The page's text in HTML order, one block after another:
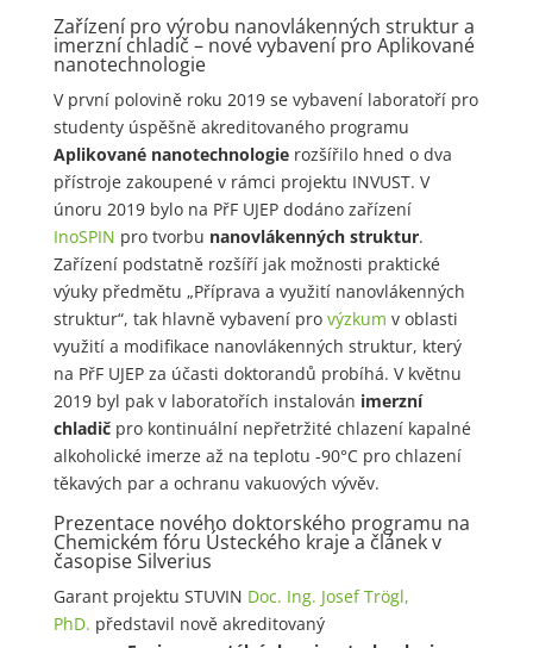
Zařízení pro výrobu nanovlákenných struktur a
imerzní chladič – nové vybavení pro Aplikované
nanotechnologie
V první polovině roku 2019 se vybavení laboratoří pro
studenty úspěšně akreditovaného programu
Aplikované nanotechnologierozšířilo hned o dva
přístroje zakoupené v rámci projektu INVUST. V
únoru 2019 bylo na PřF UJEP dodáno zařízení
InoSPIN pro tvorbu nanovlákenných struktur.
Zařízení podstatně rozšíří jak možnosti praktické
výuky předmětu „Příprava a využití nanovlákenných
struktur“, tak hlavně vybavení pro výzkum v oblasti
využití a modifikace nanovlákenných struktur, který
na PřF UJEP za účasti doktorandů probíhá. V květnu
2019 byl pak v laboratořích instalován imerzní
chladičpro kontinuální nepřetržité chlazení kapalné
alkoholické imerze až na teplotu -90°C pro chlazení
těkavých par a ochranu vakuových vývěv.
Prezentace nového doktorského programu na
Chemickém fóru Ústeckého kraje a článek v
časopise Silverius
Garant projektu STUVIN Doc. Ing. Josef Trögl,
PhD. představil nově akreditovaný